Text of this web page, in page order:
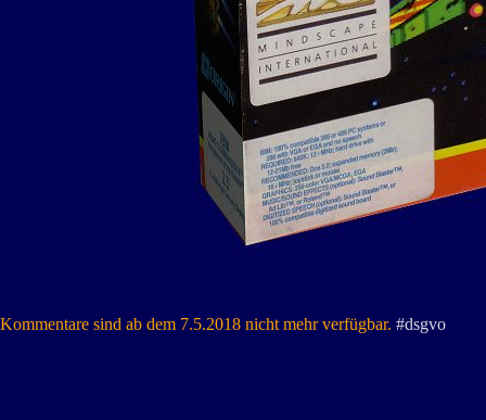
Kommentare sind ab dem 7.5.2018 nicht mehr verfügbar. #dsgvo